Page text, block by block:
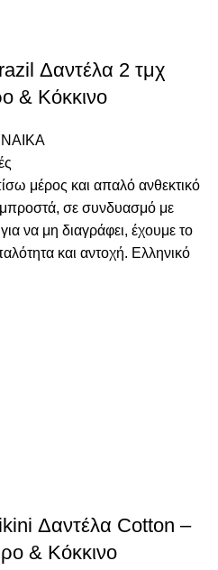
Δαντέλα 2 τμχ
& Κόκκινο
μέρος και απαλό ανθεκτικό
σε συνδυασμό με
να μη διαγράφει, έχουμε το
και αντοχή. Ελληνικό
Δαντέλα Cotton –
& Κόκκινο